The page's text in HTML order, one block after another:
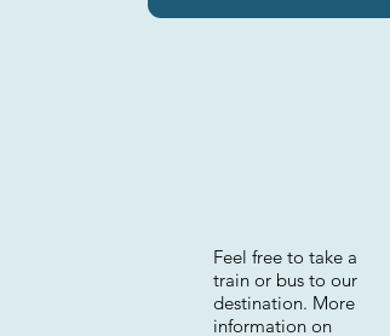
Feel free to take a
train or bus to our
destination. More
information on